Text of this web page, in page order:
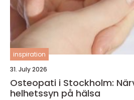
inspiration
31. July 2026
Osteopati i Stockholm:
helhetssyn på hälsa